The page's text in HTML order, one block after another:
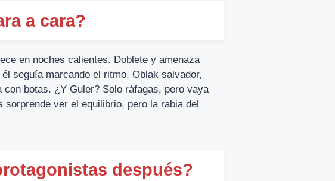
a cara?
en noches calientes. Doblete y amenaza
seguía marcando el ritmo. Oblak salvador,
botas. ¿Y Guler? Solo ráfagas, pero vaya
ver el equilibrio, pero la rabia del
después?